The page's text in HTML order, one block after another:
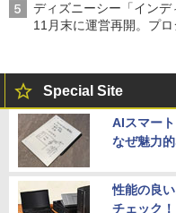
ディズニーシー「イン
11月末に運営再開。プ
Special Site
AIスマー
なぜ魅力
性能の良
チェック！